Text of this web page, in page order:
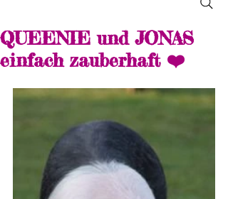
QUEENIE und JONAS
einfach zauberhaft ❤️